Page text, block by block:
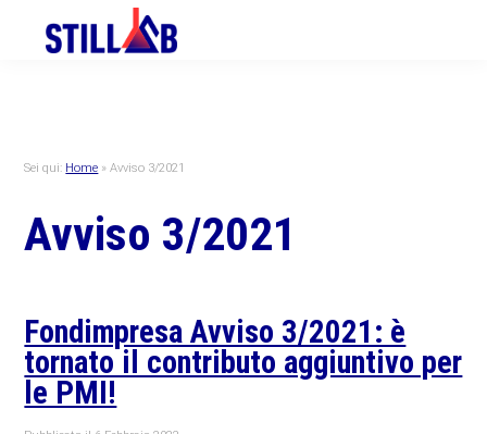
primary
primary
Sei qui: Home »Avviso 3/2021
Avviso 3/2021
Fondimpresa Avviso 3/2021: è
tornato il contributo aggiuntivo per
le PMI!